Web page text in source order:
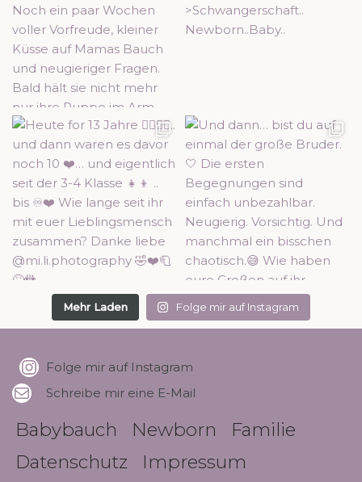
Mehr Laden Folge mir auf Instagram
Folge mir auf Instagram
Schreibe mir eine E-Mail
Babybauch Newborn
Familie
Datenschutz
Impressum